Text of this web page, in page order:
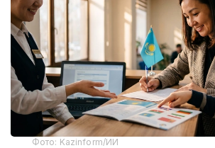
Фото: Kazinform/ИИ